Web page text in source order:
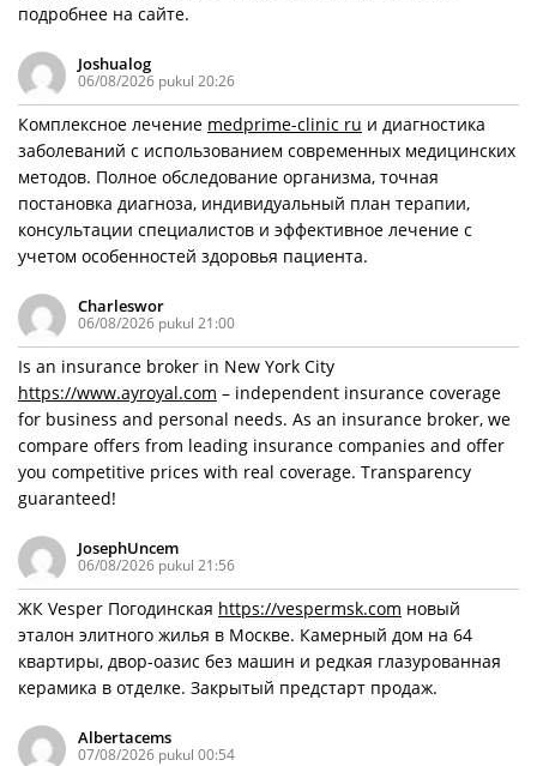
подробнее на сайте.
Joshualog
06/08/2026 pukul 20:26
Комплексное лечение medprime-clinic ru и диагностика
заболеваний с использованием современных медицинских
методов. Полное обследование организма, точная
постановка диагноза, индивидуальный план терапии,
консультации специалистов и эффективное лечение с
учетом особенностей здоровья пациента.
Charleswor
06/08/2026 pukul 21:00
Is an insurance broker in New York City
https://www.ayroyal.com – independent insurance coverage
for business and personal needs. As an insurance broker, we
compare offers from leading insurance companies and offer
you competitive prices with real coverage. Transparency
guaranteed!
JosephUncem
06/08/2026 pukul 21:56
ЖК Vesper Погодинская https://vespermsk.com новый
эталон элитного жилья в Москве. Камерный дом на 64
квартиры, двор-оазис без машин и редкая глазурованная
керамика в отделке. Закрытый предстарт продаж.
Albertacems
07/08/2026 pukul 00:54